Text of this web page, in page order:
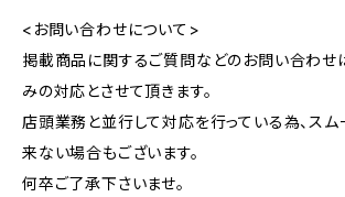
<お問い合わせについて>
掲載商品に関するご質問などのお問い合わせ
みの対応とさせて頂きます。
店頭業務と並行して対応を行っている為、ス
来ない場合もございます。
何卒ご了承下さいませ。